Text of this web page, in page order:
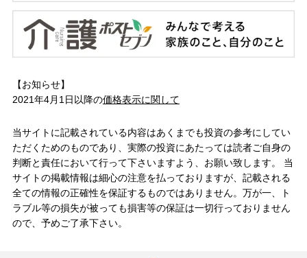
【お知らせ】
2021年4月1日以降の価格表示に関して
当サイトに記載されている内容はあくまでも投資の参考にしてい
ただくためのものであり、実際の投資にあたっては読者ご自身の
判断と責任において行って下さいますよう、お願い致します。 当
サイトの掲載情報は細心の注意を払っておりますが、記載される
全ての情報の正確性を保証するものではありません。万が一、ト
ラブル等の損失が被っても損害等の保証は一切行っておりません
ので、予めご了承下さい。